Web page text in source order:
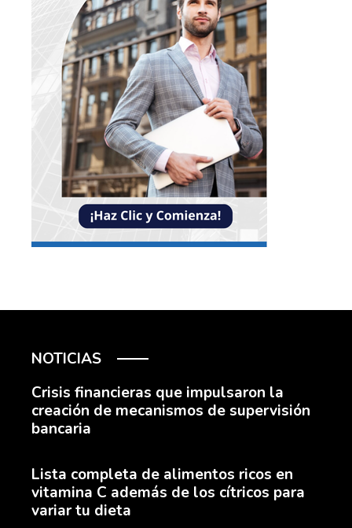
NOTICIAS
Crisis financieras que impulsaron la
creación de mecanismos de supervisión
bancaria
Lista completa de alimentos ricos en
vitamina C además de los cítricos para
variar tu dieta